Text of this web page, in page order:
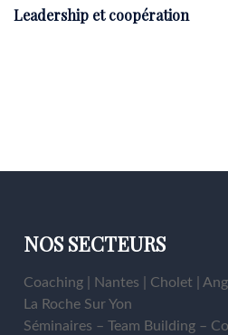
Leadership et coopération
NOS SECTEURS
Coaching | Nantes | Cholet |
La Roche Sur Yon
Séminaires – Team Building –